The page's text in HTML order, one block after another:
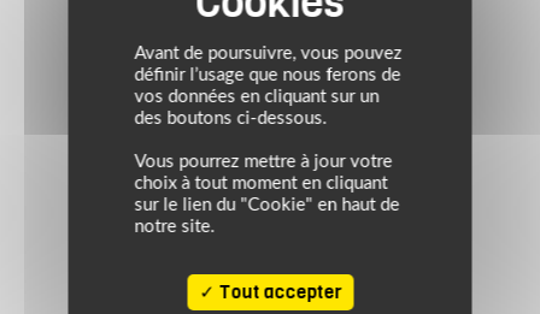
FIVE
Gants WFX2 EVO
Avant de poursuivre, vous pouvez
définir l’usage que nous ferons de
vos données en cliquant sur un
des boutons ci-dessous.
Vous pourrez mettre à jour votre
choix à tout moment en cliquant
sur le lien du "Cookie" en haut de
notre site.
Tout accepter